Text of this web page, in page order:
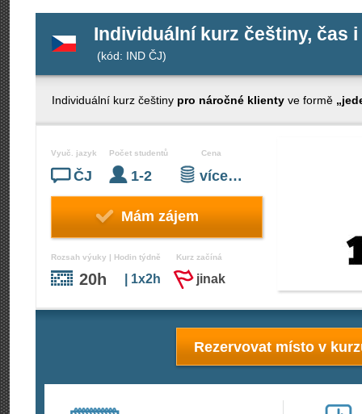
Individuální kurz češtiny, čas
(kód: IND ČJ)
Individuální kurz češtiny pro náročné klienty ve formě
Vyuč. jazyk
ČJ
Počet studentů
1-2
Cena
více…
Mám zájem
Rozsah výuky | Hodin týdně
20h | 1x2h
Kurz začíná
jinak
Rezervovat místo v